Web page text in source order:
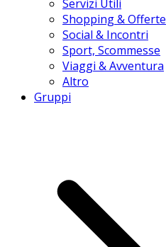
Servizi Utili
Shopping & Offerte
Social & Incontri
Sport, Scommesse
Viaggi & Avventura
Altro
Gruppi